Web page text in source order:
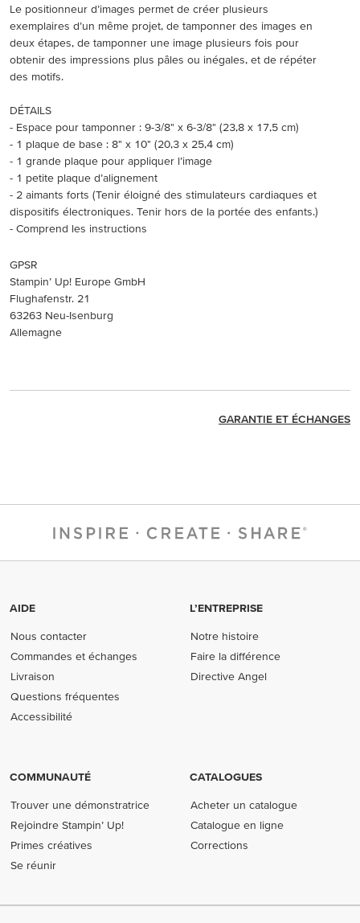
Le positionneur d’images permet de créer plusieurs
exemplaires d’un même projet, de tamponner des images en
deux étapes, de tamponner une image plusieurs fois pour
obtenir des impressions plus pâles ou inégales, et de répéter
des motifs.
DÉTAILS
- Espace pour tamponner : 9-3/8" x 6-3/8" (23,8 x 17,5 cm)
- 1 plaque de base : 8" x 10" (20,3 x 25,4 cm)
- 1 grande plaque pour appliquer l’image
- 1 petite plaque d’alignement
- 2 aimants forts (Tenir éloigné des stimulateurs cardiaques et
dispositifs électroniques. Tenir hors de la portée des enfants.)
- Comprend les instructions
GPSR
Stampin’ Up! Europe GmbH
Flughafenstr. 21
63263 Neu-Isenburg
Allemagne
GARANTIE ET ÉCHANGES
AIDE
Nous contacter
Commandes et échanges
Livraison
Questions fréquentes
Accessibilité
L’ENTREPRISE
Notre histoire
Faire la différence
Directive Angel
COMMUNAUTÉ
Trouver une démonstratrice
Rejoindre Stampin’ Up!
Primes créatives
Se réunir
CATALOGUES
Acheter un catalogue
Catalogue en ligne
Corrections